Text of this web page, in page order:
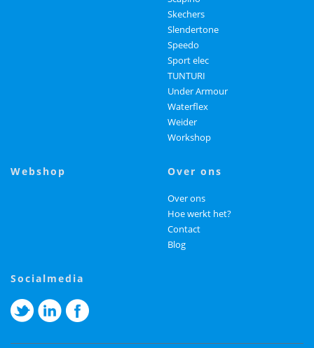
Skechers
Slendertone
Speedo
Sport elec
TUNTURI
Under Armour
Waterflex
Weider
Workshop
webshop over ons
Over ons
Hoe werkt het?
Contact
Blog
socialmedia